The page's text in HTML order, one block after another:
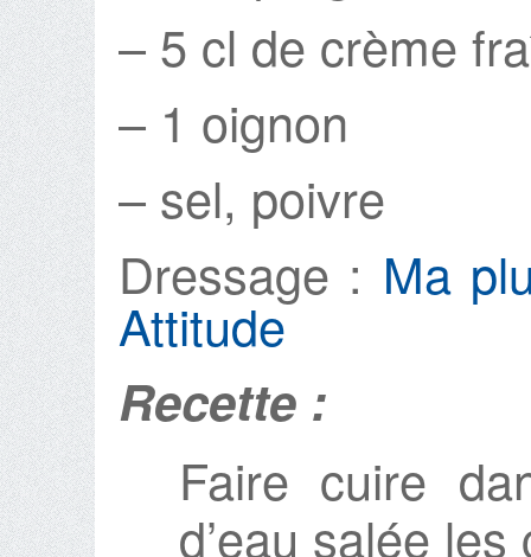
– 5 cl de crème
– 1 oignon
– sel, poivre
Dressage : Ma
Attitude
Recette :
Faire cuire
d’eau salée